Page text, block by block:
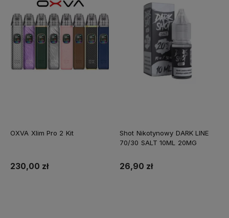
OXVA Xlim Pro 2 Kit
230,00 zł
Shot Nikotynowy DARK LINE
70/30 SALT 10ML 20MG
26,90 zł